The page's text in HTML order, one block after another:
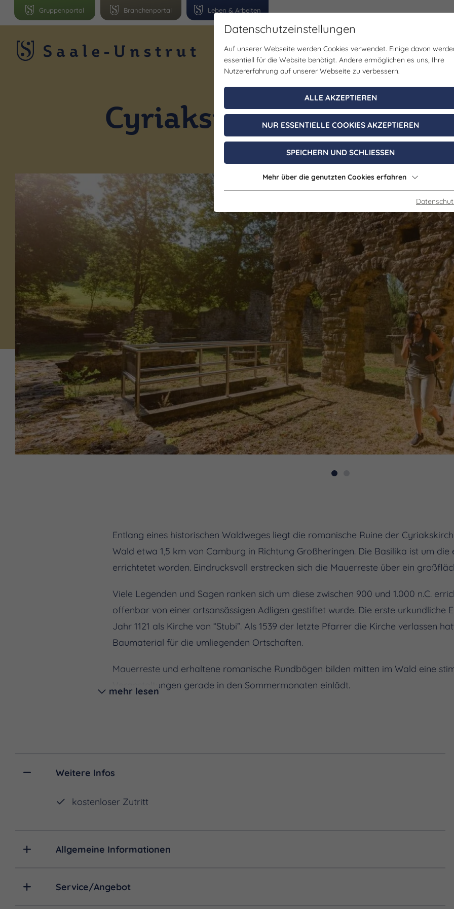
Leben & Arbeiten
Branchenportal
Gruppenportal
Region Erlebnisse Veranstaltungen Planen
Denkmal/Wahrzeichen
Cyriaksruine Dornburg-
Dornburg-Camburg OT Camburg
Entlang eines historischen Waldweges liegt die romanische Ruine der
Wald etwa 1,5 km von Camburg in Richtung Großheringen. Die Basilika ist um
errichtetet worden. Eindrucksvoll erstrecken sich die Mauerreste über ein
Viele Legenden und Sagen ranken sich um diese zwischen 900 und 1.000 n.C.
offenbar von einer ortsansässigen Adligen gestiftet wurde. Die erste urkundliche
Jahr 1121 als Kirche von “Stubi”. Als 1539 der letzte Pfarrer die Kirche verlassen
Baumaterial für die umliegenden Ortschaften.
Mauerreste und erhaltene romanische Rundbögen bilden mitten im Wald eine
Veranstaltungen gerade in den Sommermonaten einlädt.
Die Ruine wurde aufwendig gesichert und restauriert. Eine Besichtigung ist
mehr lesen
Weitere Infos
kostenloser Zutritt
Allgemeine Informationen
Service/Angebot
Datenschutzeinstellungen
Auf unserer Webseite werden Cookies verwendet. Einige davon
essentiell für die Website benötigt. Andere ermöglichen es uns, Ihre
Nutzererfahrung auf unserer Webseite zu verbessern.
ALLE AKZEPTIEREN
NUR ESSENTIELLE COOKIES AKZEPTIEREN
SPEICHERN UND SCHLIESSEN
Mehr über die genutzten Cookies erfahren